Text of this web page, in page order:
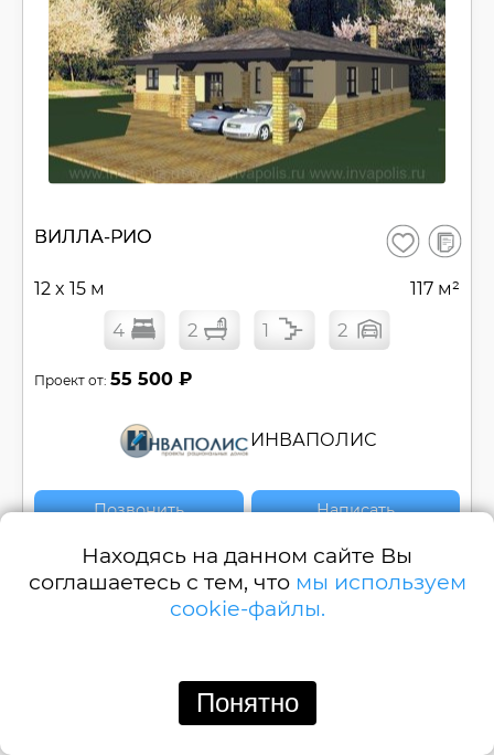
ВИЛЛА-РИО Сохранить
В
12 x 15 м 117 м²
4 2 1 2
Проект от: 55 500 ₽
ИНВАПОЛИС
Позвонить Написать
Проект удобного углового дома в один этаж с
4 комнатами, из пеноблоков №ОМ-117-1
Находясь на данном сайте Вы
соглашаетесь с тем, что мы используем
cookie-файлы.
Понятно